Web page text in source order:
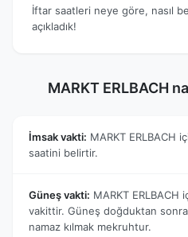
İftar saatleri neye göre, nasıl
açıkladık!
MARKT ERLBACH
İmsak vakti: MARKT ERLBACH
saatini belirtir.
Güneş vakti: MARKT ERLBACH
vakittir. Güneş doğduktan
namaz kılmak mekruhtur.